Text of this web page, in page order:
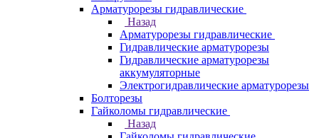
Арматурорезы гидравлические
Назад
Арматурорезы гидравлические
Гидравлические арматурорезы
Гидравлические арматурорезы
аккумуляторные
Электрогидравлические арматурорезы
Болторезы
Гайколомы гидравлические
Назад